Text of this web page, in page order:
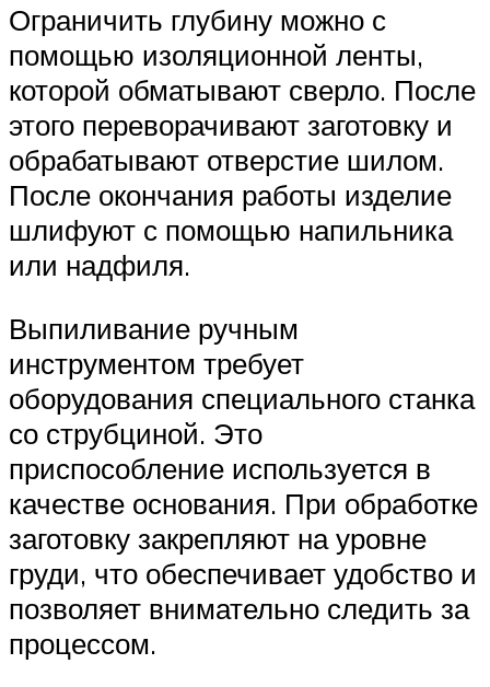
Ограничить глубину можно с
помощью изоляционной ленты,
которой обматывают сверло. После
этого переворачивают заготовку и
обрабатывают отверстие шилом.
После окончания работы изделие
шлифуют с помощью напильника
или надфиля.
Выпиливание ручным
инструментом требует
оборудования специального станка
со струбциной. Это
приспособление используется в
качестве основания. При обработке
заготовку закрепляют на уровне
груди, что обеспечивает удобство и
позволяет внимательно следить за
процессом.